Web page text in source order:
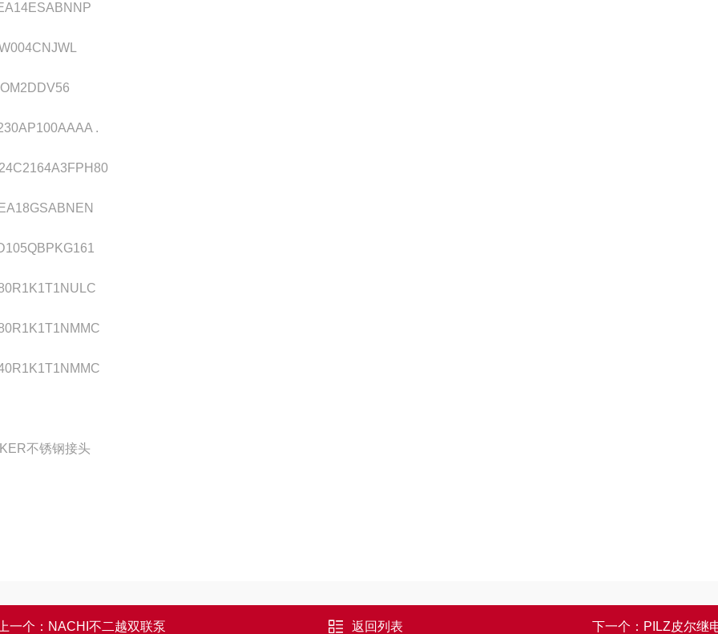
.
不锈钢接头
一个： NACHI不二越双联泵 返回列表 下一个： PILZ皮尔继